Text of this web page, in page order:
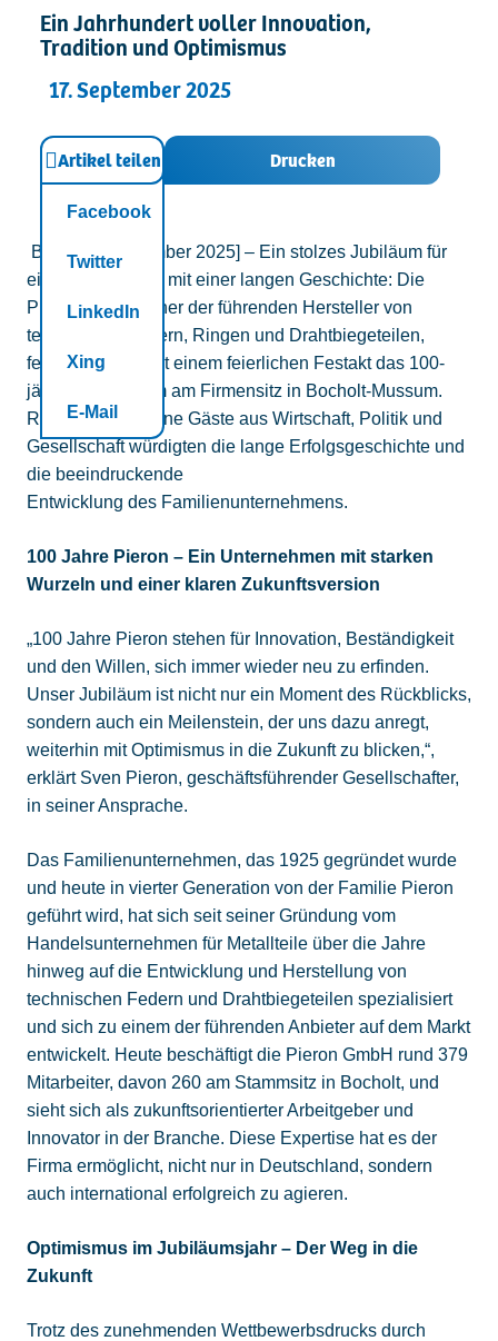
Kontakt
Ein Jahrhundert voller Innovation,
Tradition und Optimismus
17. September 2025
Artikel teilen
Facebook
Twitter
LinkedIn
Xing
E-Mail
Drucken
Bocholt, [September 2025] – Ein stolzes Jubiläum für
ein Unternehmen mit einer langen Geschichte: Die
Pieron GmbH, einer der führenden Hersteller von
technischen Federn, Ringen und Drahtbiegeteilen,
feierte kürzlich mit einem feierlichen Festakt das 100-
jähriges Jubiläum am Firmensitz in Bocholt-Mussum.
Rund 170 geladene Gäste aus Wirtschaft, Politik und
Gesellschaft würdigten die lange Erfolgsgeschichte und
die beeindruckende
Entwicklung des Familienunternehmens.
100 Jahre Pieron – Ein Unternehmen mit starken
Wurzeln und einer klaren Zukunftsversion
„100 Jahre Pieron stehen für Innovation, Beständigkeit
und den Willen, sich immer wieder neu zu erfinden.
Unser Jubiläum ist nicht nur ein Moment des Rückblicks,
sondern auch ein Meilenstein, der uns dazu anregt,
weiterhin mit Optimismus in die Zukunft zu blicken,“,
erklärt Sven Pieron, geschäftsführender Gesellschafter,
in seiner Ansprache.
Das Familienunternehmen, das 1925 gegründet wurde
und heute in vierter Generation von der Familie Pieron
geführt wird, hat sich seit seiner Gründung vom
Handelsunternehmen für Metallteile über die Jahre
hinweg auf die Entwicklung und Herstellung von
technischen Federn und Drahtbiegeteilen spezialisiert
und sich zu einem der führenden Anbieter auf dem Markt
entwickelt. Heute beschäftigt die Pieron GmbH rund 379
Mitarbeiter, davon 260 am Stammsitz in Bocholt, und
sieht sich als zukunftsorientierter Arbeitgeber und
Innovator in der Branche. Diese Expertise hat es der
Firma ermöglicht, nicht nur in Deutschland, sondern
auch international erfolgreich zu agieren.
Optimismus im Jubiläumsjahr – Der Weg in die
Zukunft
Trotz des zunehmenden Wettbewerbsdrucks durch